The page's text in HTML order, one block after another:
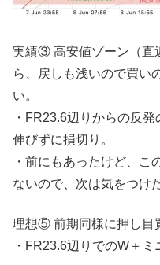
実績③ 高安値ゾーン（直
ら、戻しも浅いので買い
い。
・FR23.6辺りからの反
伸びずに損切り。
・前にもあったけど、こ
ないので、次は気をつけ
理想⑤ 前期同様に押し目
・FR23.6辺りでのW＋ミ